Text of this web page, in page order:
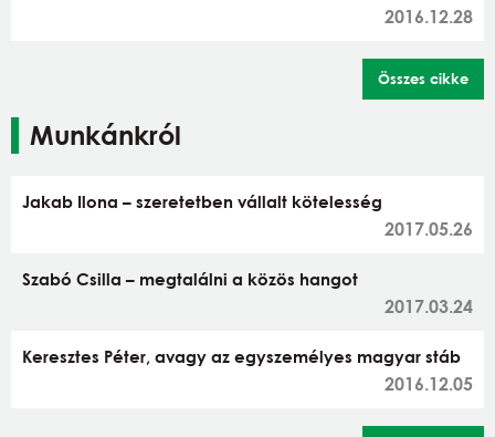
2016.12.28
Összes cikke
Munkánkról
Jakab Ilona – szeretetben vállalt kötelesség
2017.05.26
Szabó Csilla – megtalálni a közös hangot
2017.03.24
Keresztes Péter, avagy az egyszemélyes magyar stáb
2016.12.05